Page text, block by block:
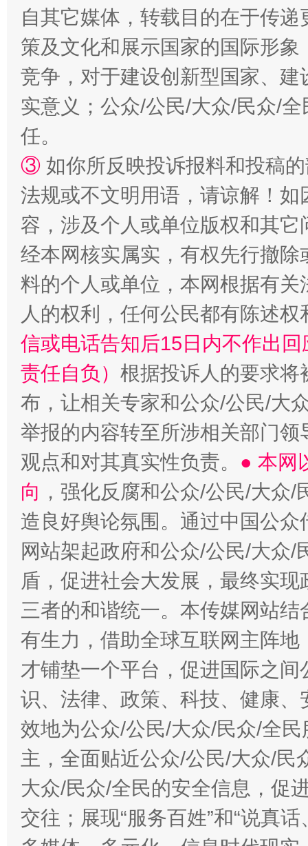
网上购药对药下症？
在谋一域中谋全局
今
习近平的博鳌关键词
自其它媒体，转载目的在于传
策及文化和展示国家的国际形
竞争，对于建设创新型国家、
实意义；公众/公民/大众/民众/
任。
③ 如你所反映投诉报料和投稿
法规或不文明用语，请谅解！
容，涉及个人或单位版权和其它
经本网核实属实，有权先行撤
料的个人或单位，本网根据有
人的权利，任何公民都有陈述
信或电话告知后15日内不作出
责任自负） 根据投诉人的要求将
布，让相关专家和公众/公民/大
举报的内容转至所涉相关部门
观点和对其真实性负责。 ● 本网
向 ，强化反腐和公众/公民/大众
造良好舆论氛围。通过中国公
网站架起政府和公众/公民/大众
盾，促进社会大发展，最终实
三者的和谐统一。本传媒网站
有生力，借助全球互联网主阵
才铺垫一个平台，促进国际之
识、法律、政策、科技、健康
效地为公众/公民/大众/民众/全
主，全面贴近公众/公民/大众/民
大众/民众/全民的安全信息，促
交往；展现“服务百姓”和“说真